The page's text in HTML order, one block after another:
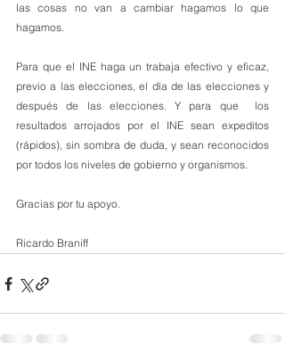
las cosas no van a cambiar hagamos lo que
hagamos.
Para que el INE haga un trabaja efectivo y eficaz,
previo a las elecciones, el día de las elecciones y
después de las elecciones. Y para que  los
resultados arrojados por el INE sean expeditos
(rápidos), sin sombra de duda, y sean reconocidos
por todos los niveles de gobierno y organismos.
Gracias por tu apoyo.
Ricardo Braniff